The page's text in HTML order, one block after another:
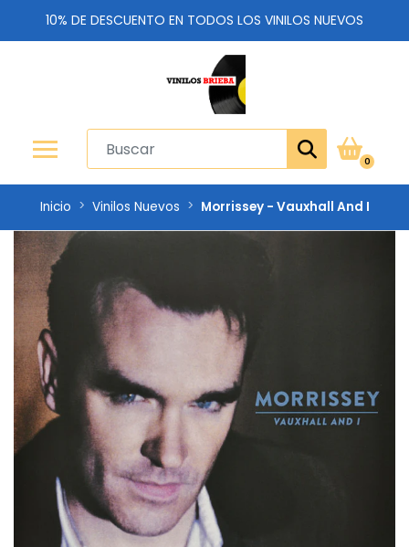
10% DE DESCUENTO EN TODOS LOS VINILOS NUEVOS
0
Inicio Vinilos Nuevos Morrissey - Vauxhall And I